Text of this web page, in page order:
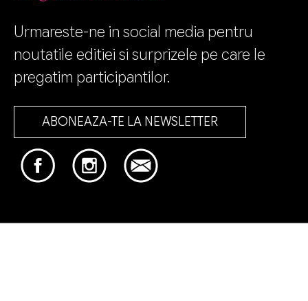
Urmareste-ne in social media pentru
noutatile editiei si surprizele pe care le
pregatim participantilor.
ABONEAZA-TE LA NEWSLETTER